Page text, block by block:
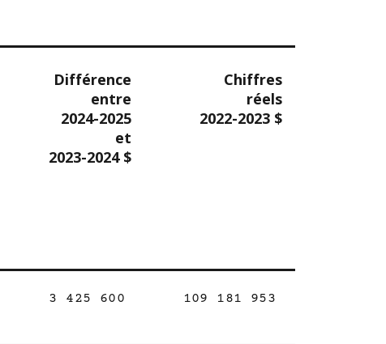
Différence
entre
2024-2025
et
2023-2024 $
Chiffres
réels
2022-2023 $
3 425 600 109 181 953